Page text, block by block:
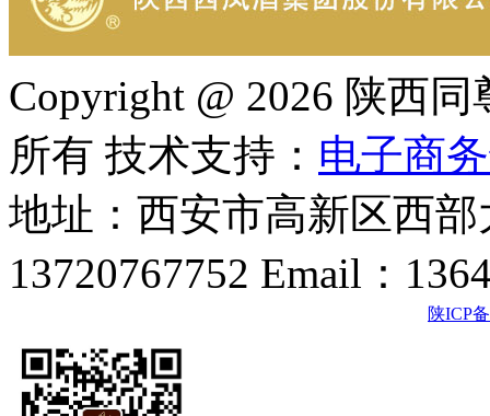
Copyright @ 2026 陕西
所有 技术支持： 电子商
地址：西安市高新区西
13720767752 Email：
陕ICP